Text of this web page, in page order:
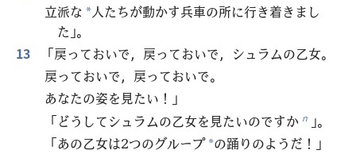
立派な *人たちが動かす兵車の所に行き着きまし
た」。
13
「戻っておいで，戻っておいで，シュラムの乙女。
戻っておいで，戻っておいで。
あなたの姿を見たい！」
「どうしてシュラムの乙女を見たいのですか n 」。
「あの乙女は2つのグループ *の踊りのようだ！」